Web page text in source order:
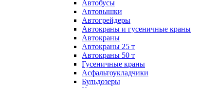
Автобусы
Автовышки
Автогрейдеры
Автокраны и гусеничные краны
Автокраны
Автокраны 25 т
Автокраны 50 т
Гусеничные краны
Асфальтоукладчики
Бульдозеры